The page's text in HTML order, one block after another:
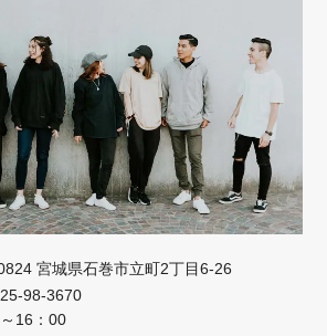
宮城県石巻市立町2丁目6-26
98-3670
16：00